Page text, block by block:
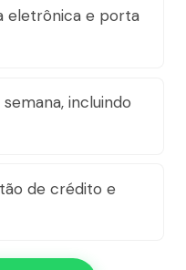
eletrônica e porta
incluindo
de crédito e